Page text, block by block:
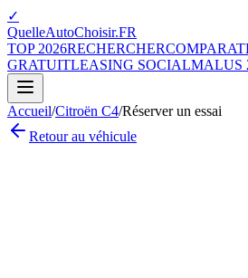
✓
QuelleAutoChoisir.FR
TOP 2026RECHERCHER
GRATUITLEASING SOCIALMALUS
Accueil/Citroën C4/Réserver un essai
Retour au véhicule